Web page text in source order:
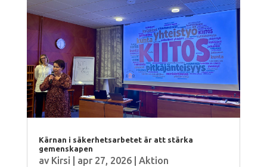
Kärnan i säkerhetsarbetet är att stärka
gemenskapen
av Kirsi apr 27, 2026| Aktion